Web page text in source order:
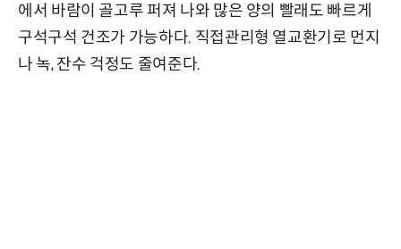
에서 바람이 골고루 퍼져 나와 많은 양의 빨래도 빠르게
구석구석 건조가 가능하다. 직접관리형 열교환기로 먼지
나 녹, 잔수 걱정도 줄여준다.